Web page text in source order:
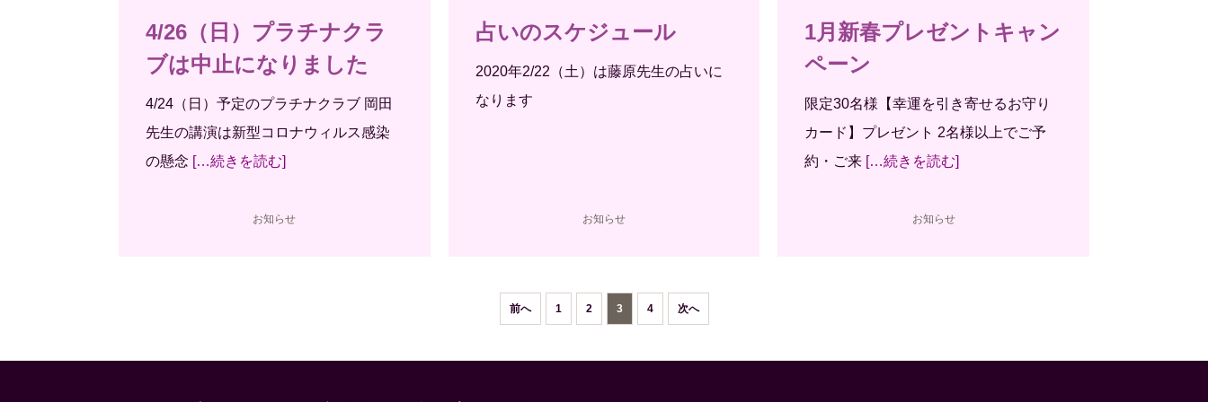
4/26（日）プラチナクラ
ブは中止になりました
4/24（日）予定のプラチナクラブ 岡田
先生の講演は新型コロナウィルス感染
の懸念 […続きを読む]
お知らせ
占いのスケジュール
2020年2/22（土）は藤原先生の占いに
なります
お知らせ
1月新春プレゼントキャン
ペーン
限定30名様【幸運を引き寄せるお守り
カード】プレゼント 2名様以上でご予
約・ご来 […続きを読む]
お知らせ
前へ 1 2 3 4 次へ